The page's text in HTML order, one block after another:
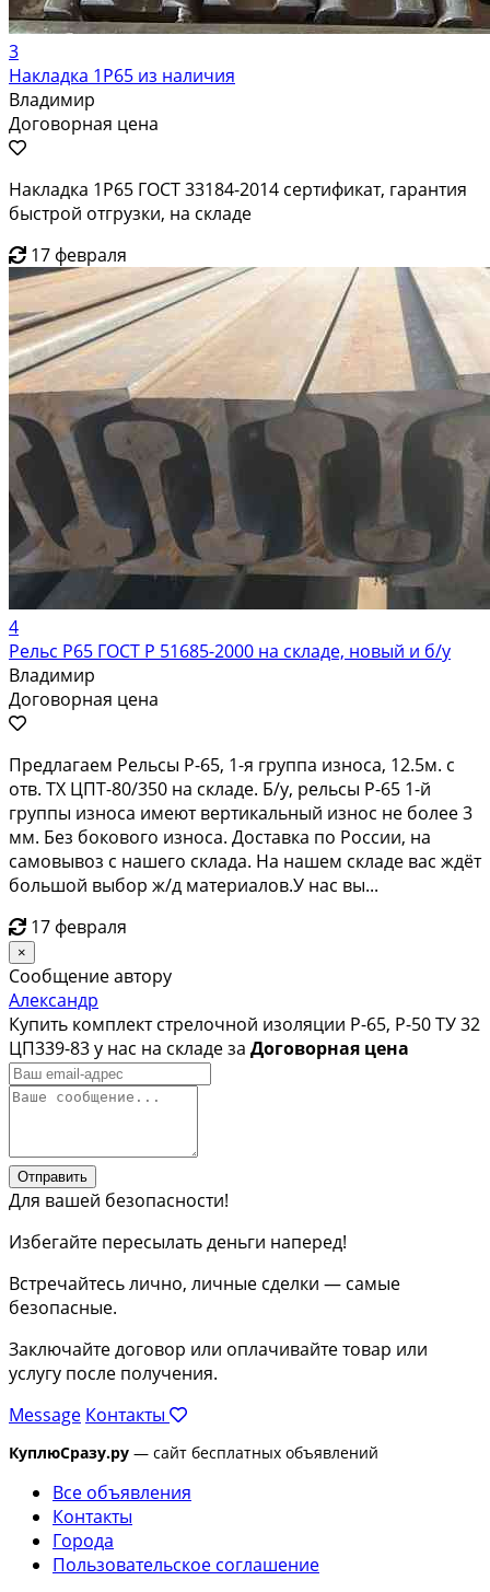
3
Накладка 1Р65 из наличия
Владимир
Договорная цена
Накладка 1Р65 ГОСТ 33184-2014 сертификат, гарантия
быстрой отгрузки, на складе
17 февраля
4
Рельс Р65 ГОСТ Р 51685-2000 на складе, новый и б/у
Владимир
Договорная цена
Предлагаем Рельсы Р-65, 1-я группа износа, 12.5м. с
отв. ТХ ЦПТ-80/350 на складе. Б/у, рельсы Р-65 1-й
группы износа имеют вертикальный износ не более 3
мм. Без бокового износа. Доставка по России, на
самовывоз с нашего склада. На нашем складе вас ждёт
большой выбор ж/д материалов.У нас вы...
17 февраля
×
Сообщение автору
Александр
Купить комплект стрелочной изоляции Р-65, Р-50 ТУ 32
ЦП339-83 у нас на складе за Договорная цена
Отправить
Для вашей безопасности!
Избегайте пересылать деньги наперед!
Встречайтесь лично, личные сделки — самые
безопасные.
Заключайте договор или оплачивайте товар или
услугу после получения.
Message Контакты
КуплюСразу.ру — сайт бесплатных объявлений
Все объявления
Контакты
Города
Пользовательское соглашение